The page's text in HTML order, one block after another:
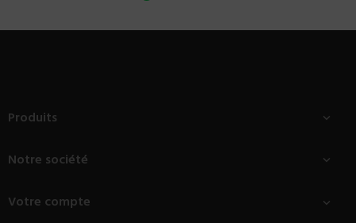
Produits 
Notre société 
Votre compte 